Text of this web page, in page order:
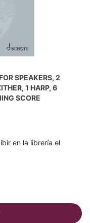
SPEAKERS, 2
1 HARP, 6
SCORE
en la librería el